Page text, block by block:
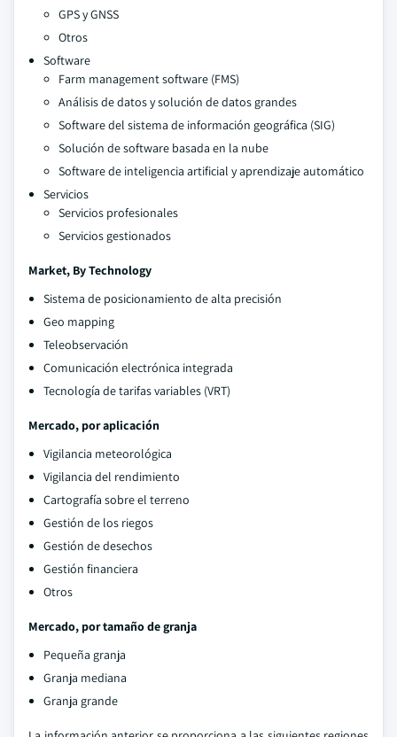
GPS y GNSS
Otros
Software
Farm management software (FMS)
Análisis de datos y solución de datos grandes
Software del sistema de información geográfica (SIG)
Solución de software basada en la nube
Software de inteligencia artificial y aprendizaje automático
Servicios
Servicios profesionales
Servicios gestionados
Market, By Technology
Sistema de posicionamiento de alta precisión
Geo mapping
Teleobservación
Comunicación electrónica integrada
Tecnología de tarifas variables (VRT)
Mercado, por aplicación
Vigilancia meteorológica
Vigilancia del rendimiento
Cartografía sobre el terreno
Gestión de los riegos
Gestión de desechos
Gestión financiera
Otros
Mercado, por tamaño de granja
Pequeña granja
Granja mediana
Granja grande